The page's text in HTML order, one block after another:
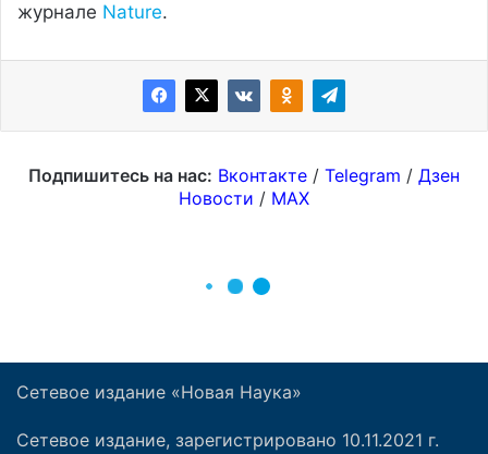
Сетевое издание «Новая Наука»
Сетевое издание, зарегистрировано 10.11.2021 г.